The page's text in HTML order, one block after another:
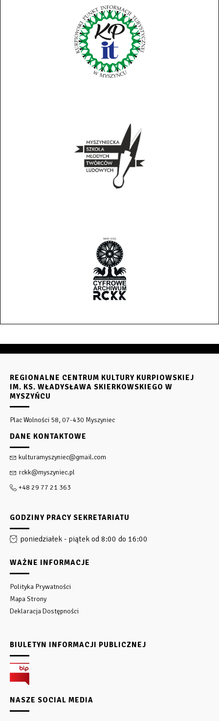
REGIONALNE CENTRUM KULTURY KURPIOWSKIEJ
IM. KS. WŁADYSŁAWA SKIERKOWSKIEGO W
MYSZYŃCU
Plac Wolności 58, 07-430 Myszyniec
DANE KONTAKTOWE
kulturamyszyniec@gmail.com
rckk@myszyniec.pl
+48 29 77 21 363
GODZINY PRACY SEKRETARIATU
poniedziałek - piątek od 8:00 do 16:00
WAŻNE INFORMACJE
Polityka Prywatności
Mapa Strony
Deklaracja Dostępności
BIULETYN INFORMACJI PUBLICZNEJ
NASZE SOCIAL MEDIA